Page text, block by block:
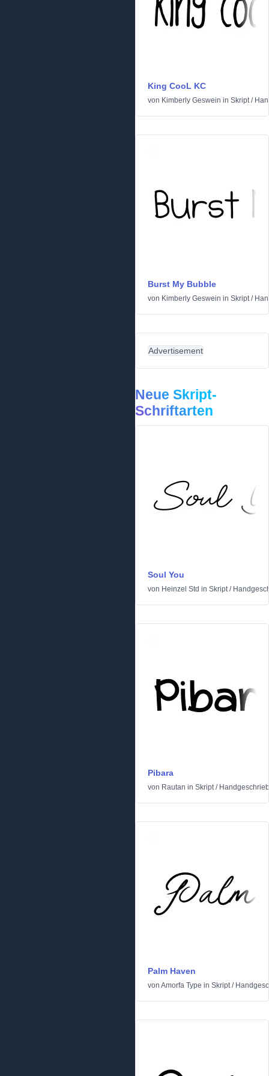
King CooL KC
von Kimberly Geswein in Skript/
Burst My Bubble
von Kimberly Geswein in Skript/
Advertisement
Neue Skript-
Schriftarten
Soul You
von Heinzel Std in Skript/
Pibara
von Rautan in Skript/
Palm Haven
von Amorfa Type in Skript/